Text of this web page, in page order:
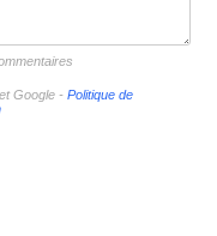
Google - Politique de